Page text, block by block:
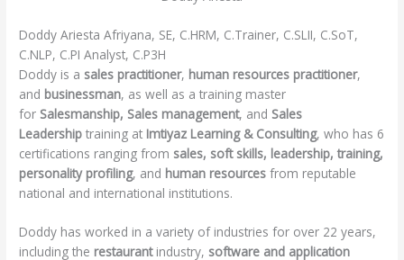
Doddy Ariesta Afriyana, SE, C.HRM, C.Trainer, C.SLII, C.SoT,
C.NLP, C.PI Analyst, C.P3H
Doddy is a sales practitioner, human resources practitioner,
and businessman, as well as a training master
for Salesmanship, Sales management, and Sales
Leadershiptraining at Imtiyaz Learning &Consulting, who has 6
certifications ranging from sales, soft skills, leadership, training,
personality profiling, and human resourcesfrom reputable
national and international institutions.
Doddy has worked in a variety of industries for over 22 years,
including the restaurant industry, software and application